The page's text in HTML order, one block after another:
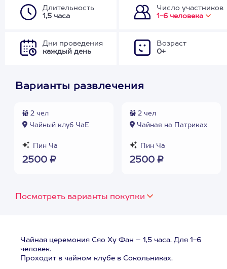
Длительность
1,5 часа
Число участников
1-6 человека
Дни проведения
каждый день
Возраст
0+
Варианты развлечения
2 чел
Чайный клуб ЧаЕ
Пин Ча
2500 ₽
2 чел
Чайная на Патриках
Пин Ча
2500 ₽
Посмотреть варианты покупки
Чайная церемония Сяо Ху Фан – 1,5 часа. Для 1-6
человек.
Проходит в чайном клубе в Сокольниках.